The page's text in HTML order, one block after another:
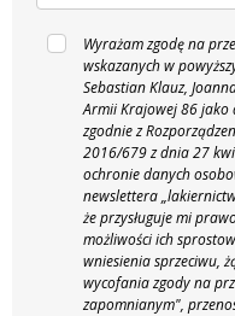
Wyrażam zgodę na
wskazanych w
Sebastian Klauz,
Armii Krajowej 86
zgodnie z
2016/679 z dnia 27
ochronie danych
newslettera
że przysługuje mi
możliwości ich
wniesienia sprzeciwu,
wycofania zgody na
zapomnianym",